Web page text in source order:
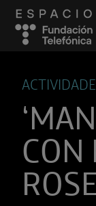
CON